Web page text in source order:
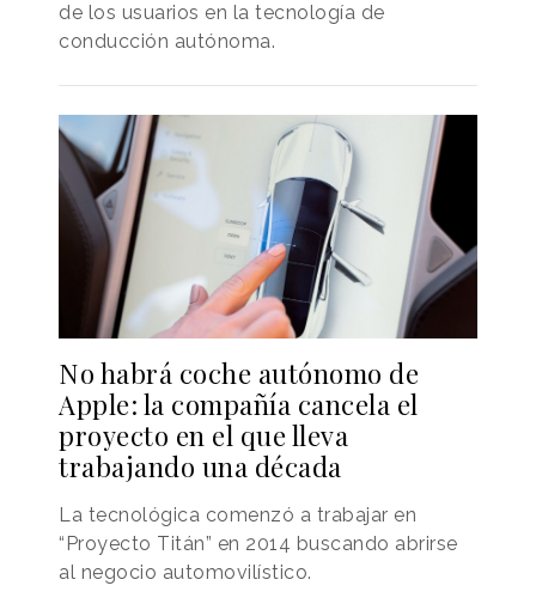
de los usuarios en la tecnología de
conducción autónoma.
No habrá coche autónomo de
Apple: la compañía cancela el
proyecto en el que lleva
trabajando una década
La tecnológica comenzó a trabajar en
“Proyecto Titán” en 2014 buscando abrirse
al negocio automovilístico.